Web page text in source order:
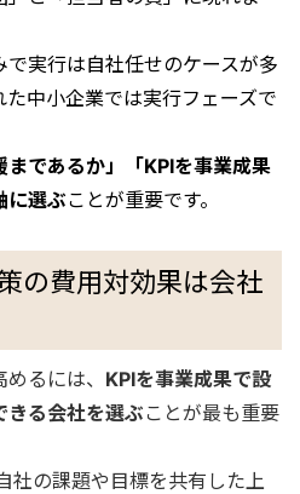
実行は自社任せのケースが多
中小企業では実行フェーズで
まであるか」「KPIを事業成果
に選ぶことが重要です。
の費用対効果は会社
るには、 KPIを事業成果で設
きる会社を選ぶ ことが最も重要
社の課題や目標を共有した上